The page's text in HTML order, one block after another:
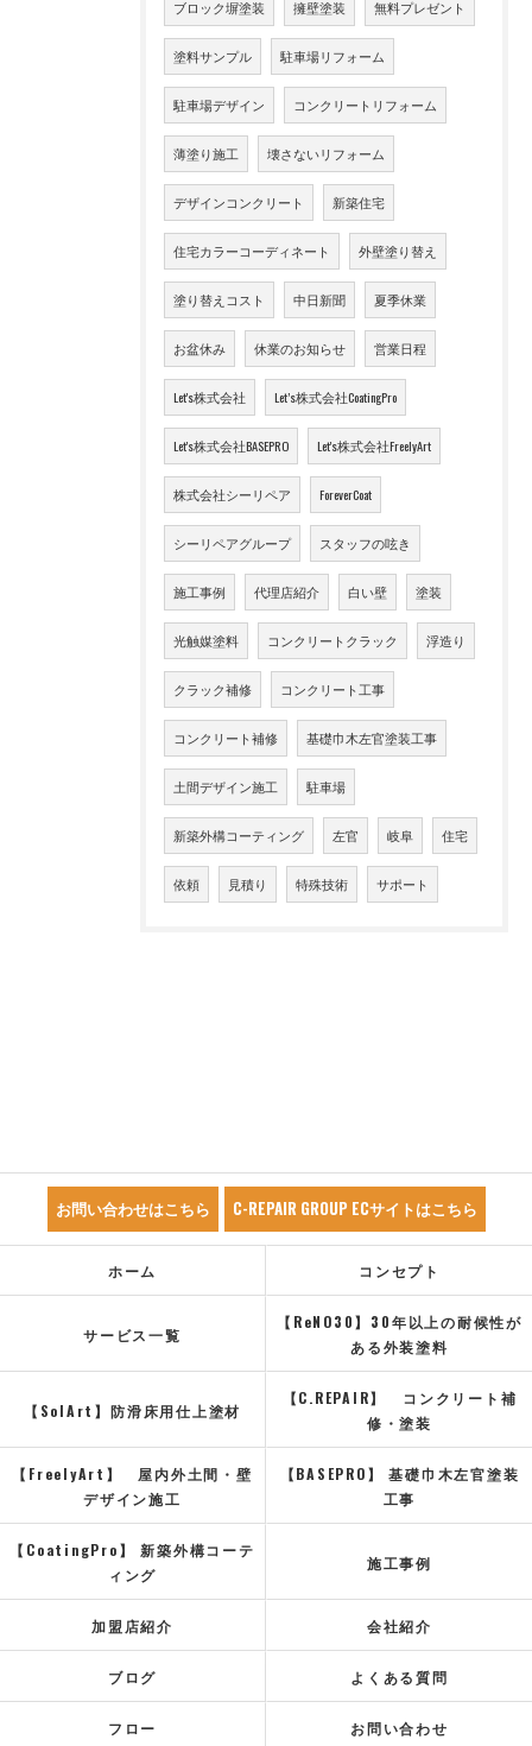
ブロック塀塗装 擁壁塗装 無料プレゼント
塗料サンプル 駐車場リフォーム
駐車場デザイン コンクリートリフォーム
薄塗り施工 壊さないリフォーム
デザインコンクリート 新築住宅
住宅カラーコーディネート 外壁塗り替え
塗り替えコスト 中日新聞 夏季休業
お盆休み 休業のお知らせ 営業日程
Let's株式会社 Let’s株式会社CoatingPro
Let's株式会社BASEPRO Let's株式会社FreelyArt
株式会社シーリペア ForeverCoat
シーリペアグループ スタッフの呟き
施工事例 代理店紹介 白い壁 塗装
光触媒塗料 コンクリートクラック 浮造り
クラック補修 コンクリート工事
コンクリート補修 基礎巾木左官塗装工事
土間デザイン施工 駐車場
新築外構コーティング 左官 岐阜 住宅
依頼 見積り 特殊技術 サポート
お問い合わせはこちら C-REPAIR GROUP ECサイトはこちら
ホーム コンセプト
サービス一覧
【ReNO30】30年以上の耐候性が
ある外装塗料
【SolArt】防滑床用仕上塗材
【C.REPAIR】 コンクリート補
修・塗装
【FreelyArt】 屋内外土間・壁
デザイン施工
【BASEPRO】 基礎巾木左官塗装
工事
【CoatingPro】 新築外構コーテ
ィング
施工事例
加盟店紹介 会社紹介
ブログ よくある質問
フロー お問い合わせ